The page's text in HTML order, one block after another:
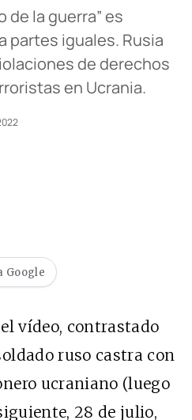
de la guerra” es
partes iguales. Rusia
de derechos
en Ucrania.
Google
vídeo, contrastado
ruso castra con
ucraniano (luego
28 de julio,